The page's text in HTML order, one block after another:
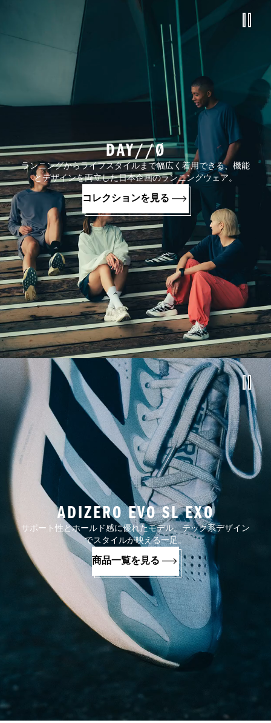
DAY//Ø
ランニングからライフスタイルまで幅広く着用できる、機能
とデザインを両立した日本企画のランニングウェア。
コレクションを見る
ADIZERO EVO SL EXO
サポート性とホールド感に優れたモデル。テック系デザイン
でスタイルが映える一足。
商品一覧を見る